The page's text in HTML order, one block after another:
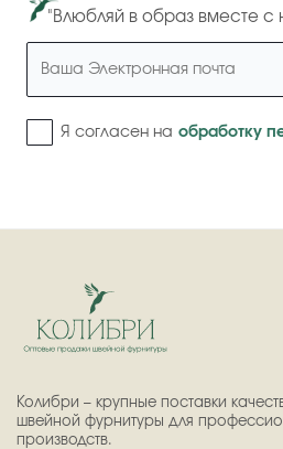
"Влюбляй в образ вместе с
Я согласен на обработку
Колибри – крупные поставки
швейной фурнитуры для
производств.